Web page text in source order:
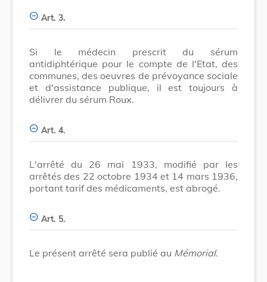
Art. 3.
Si le médecin prescrit du sérum
antidiphtérique pour le compte de l'Etat, des
communes, des oeuvres de prévoyance sociale
et d'assistance publique, il est toujours à
délivrer du sérum Roux.
Art. 4.
L'arrêté du 26 mai 1933, modifié par les
arrêtés des 22 octobre 1934 et 14 mars 1936,
portant tarif des médicaments, est abrogé.
Art. 5.
Le présent arrêté sera publié au Mémorial.